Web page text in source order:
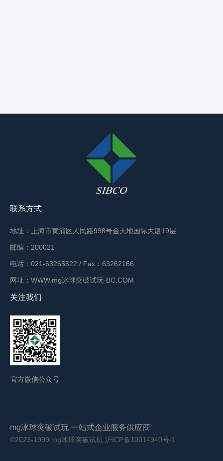
联系方式
地址：上海市黄浦区人民路998号金天地国际大厦19层
邮编：200021
电话：021-63265522 / Fax：63262166
网址：WWW.mg冰球突破试玩-BC.COM
关注我们
官方微信公众号
mg冰球突破试玩 一站式企业服务供应商
©2023-1999 mg冰球突破试玩 沪ICP备10014940号-1